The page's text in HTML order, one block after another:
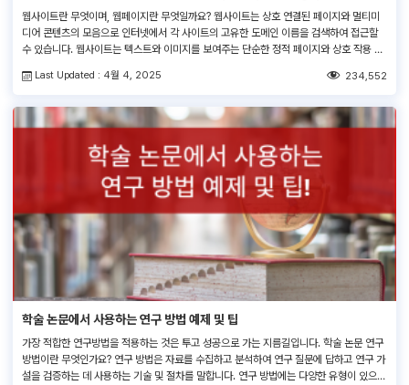
Vancouver
웹사이트란 무엇이며, 웹페이지란 무엇일까요? 웹사이트는 상호 연결된 페이지와 멀티미
디어 콘텐츠의 모음으로 인터넷에서 각 사이트의 고유한 도메인 이름을 검색하여 접근할
수 있습니다. 웹사이트는 텍스트와 이미지를 보여주는 단순한 정적 페이지와 상호 작용 기
정보 공유, 서비스 제공, 비즈니스 수행 및 온라인 커뮤니티 참여 등에 사용됩니다. 정적 웹
Last Updated : 4월 4, 2025 234,552
학술 논문에서 사용하는 연구 방법 예제 및 팁
가장 적합한 연구방법을 적용하는 것은 투고 성공으로 가는 지름길입니다. 학술 논문 연구
방법이란 무엇인가요? 연구 방법은 자료를 수집하고 분석하여 연구 질문에 답하고 연구 가
설을 검증하는 데 사용하는 기술 및 절차를 말합니다. 연구 방법에는 다양한 유형이 있으며